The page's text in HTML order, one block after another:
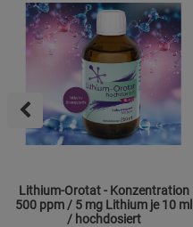
Lithium-Orotat - Konzentration
500 ppm / 5 mg Lithium je 10 ml
/ hochdosiert